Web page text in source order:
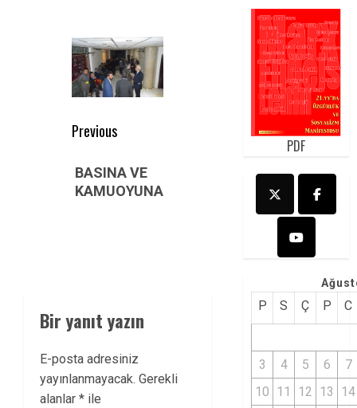
Post
navigation
Previous
post:
BASINA VE
KAMUOYUNA
Bir yanıt yazın
E-posta adresiniz
yayınlanmayacak. Gerekli
alanlar * ile
PDF
P S Ç P C
3 4 5 6
7
10 11 12 13
14